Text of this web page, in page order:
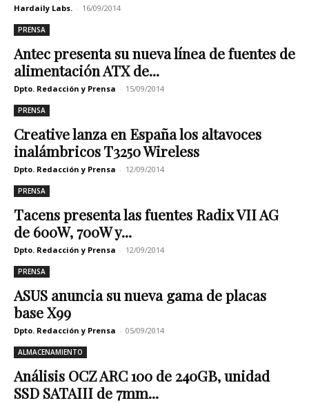
Hardaily Labs. - 16/09/2014
PRENSA
Antec presenta su nueva línea de fuentes de
alimentación ATX de...
Dpto. Redacción y Prensa - 15/09/2014
PRENSA
Creative lanza en España los altavoces
inalámbricos T3250 Wireless
Dpto. Redacción y Prensa - 12/09/2014
PRENSA
Tacens presenta las fuentes Radix VII AG
de 600W, 700W y...
Dpto. Redacción y Prensa - 12/09/2014
PRENSA
ASUS anuncia su nueva gama de placas
base X99
Dpto. Redacción y Prensa - 05/09/2014
ALMACENAMIENTO
Análisis OCZ ARC 100 de 240GB, unidad
SSD SATAIII de 7mm...